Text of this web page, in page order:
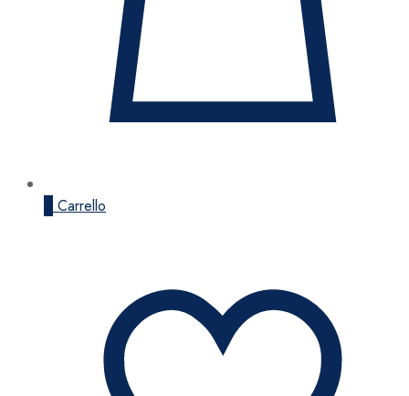
Carrello